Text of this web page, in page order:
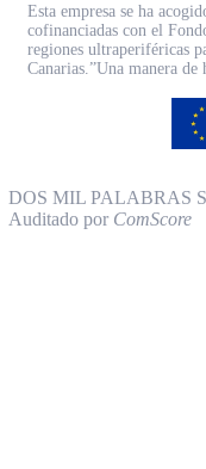
Esta empresa se ha
cofinanciadas con el
regiones ultraperiféricas
Canarias.”Una manera de
DOS MIL PALABRAS
Auditado por ComScore